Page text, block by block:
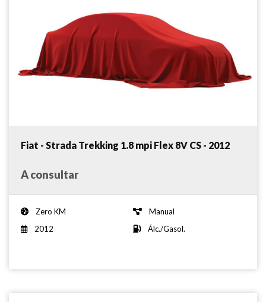
Fiat - Strada Trekking 1.8 mpi Flex 8V CS - 2012
A consultar
Zero KM
Manual
2012
Álc./Gasol.